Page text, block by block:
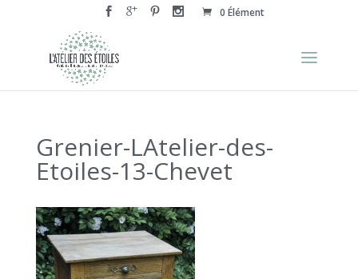
0 Élément
Grenier-LAtelier-des-
Etoiles-13-Chevet